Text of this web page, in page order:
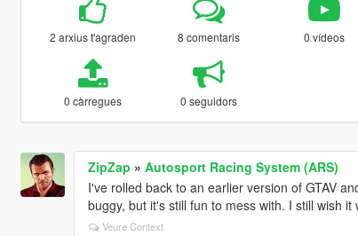
2 arxius t'agraden 8 comentaris 0 vídeos
0 càrregues 0 seguidors
ZipZap » Autosport Racing System (ARS)
I've rolled back to an earlier version of GTAV
buggy, but it's still fun to mess with. I still wish
Veure Context